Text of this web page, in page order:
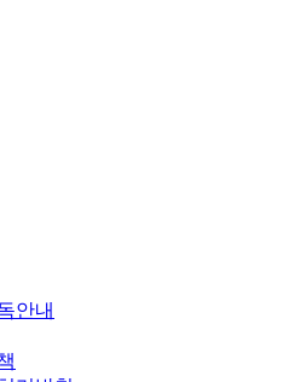
안내